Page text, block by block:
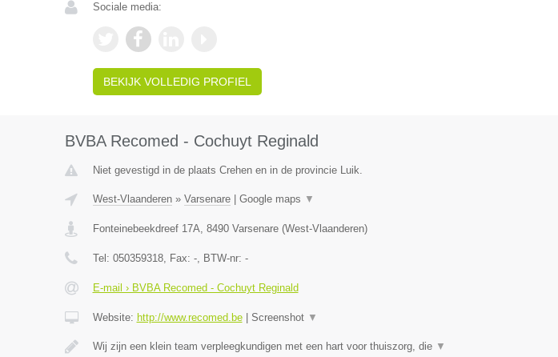
Sociale media:
BEKIJK VOLLEDIG PROFIEL
BVBA Recomed - Cochuyt Reginald
Niet gevestigd in de plaats Crehen en in de provincie Luik.
West-Vlaanderen» Varsenare| Google maps ▼
Fonteinebeekdreef 17A, 8490 Varsenare(West-Vlaanderen)
Tel: 050359318, Fax: -, BTW-nr: -
E-mail › BVBA Recomed - Cochuyt Reginald
Website: http://www.recomed.be| Screenshot ▼
Wij zijn een klein team verpleegkundigen met een hart voor thuiszorg, die ▼